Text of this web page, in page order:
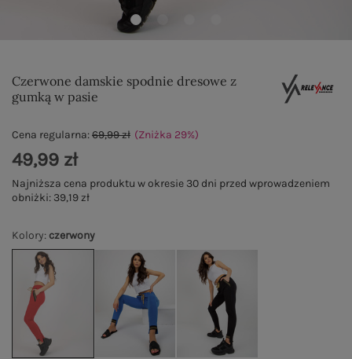
Czerwone damskie spodnie dresowe z
gumką w pasie
Kolory: czerwony
Cena regularna:69,99 zł (Zniżka 29%)
49,99 zł
Najniższa cena produktu w okresie 30 dni przed wprowadzeniem
obniżki: 39,19 zł